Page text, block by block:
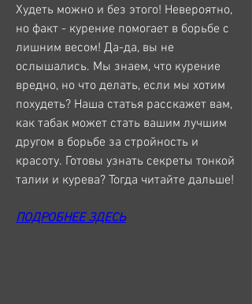
Худеть можно и без этого! Невероятно,
но факт - курение помогает в борьбе с
лишним весом! Да-да, вы не
ослышались. Мы знаем, что курение
вредно, но что делать, если мы хотим
похудеть? Наша статья расскажет вам,
как табак может стать вашим лучшим
другом в борьбе за стройность и
красоту. Готовы узнать секреты тонкой
талии и курева? Тогда читайте дальше!
ПОДРОБНЕЕ ЗДЕСЬ